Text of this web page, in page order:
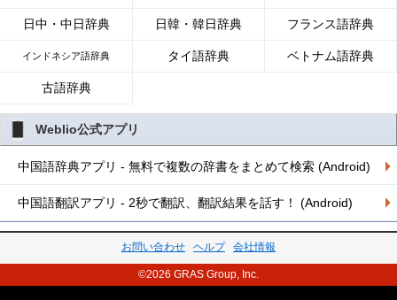
日中・中日辞典 日韓・韓日辞典 フランス語辞典
インドネシア語辞典 タイ語辞典 ベトナム語辞典
古語辞典
Weblio公式アプリ
中国語辞典アプリ - 無料で複数の辞書をまとめて検索 (Android)
中国語翻訳アプリ - 2秒で翻訳、翻訳結果を話す！ (Android)
お問い合わせ ヘルプ 会社情報
©2026 GRAS Group, Inc.